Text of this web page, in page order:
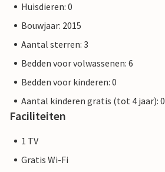
Huisdieren: 0
Bouwjaar: 2015
Aantal sterren: 3
Bedden voor volwassenen: 6
Bedden voor kinderen: 0
Aantal kinderen gratis (tot 4 jaar): 0
Faciliteiten
1 TV
Gratis Wi-Fi